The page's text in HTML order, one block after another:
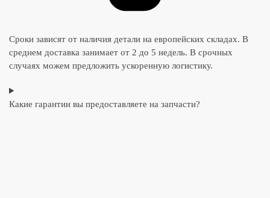
Сроки зависят от наличия детали на европейских складах. В
среднем доставка занимает от 2 до 5 недель. В срочных
случаях можем предложить ускоренную логистику.
Какие гарантии вы предоставляете на запчасти?